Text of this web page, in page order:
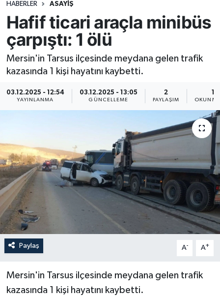
HABERLER ASAYIŞ
Hafif ticari araçla minibüs
çarpıştı: 1 ölü
Mersin'in Tarsus ilçesinde meydana gelen trafik
kazasında 1 kişi hayatını kaybetti.
03.12.2025 - 12:54
YAYINLANMA
03.12.2025 - 13:05
GÜNCELLEME
2
PAYLAŞIM
Paylaş A- A+
Mersin'in Tarsus ilçesinde meydana gelen trafik
kazasında 1 kişi hayatını kaybetti.
Ekonomi
Gündem
Kültür-Sanat
Spor
Yaşam
Haber Arşivi